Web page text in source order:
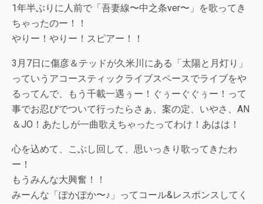
1年半ぶりに人前で「吾妻線〜中之条ver〜」を歌ってき
ちゃったのー！！
やりー！やりー！スピアー！！
3月7日に傷彦＆テッドが久米川にある「太陽と月灯り」
っていうアコースティックライブスペースでライブをや
るってんで、もう千載一遇ぅー！ぐぅーぐぐぅー！って
事でお忍びでついて行ったらさぁ、案の定、いやさ、AN
＆JO！あたしが一曲歌えちゃったってわけ！あはは！
心を込めて、こぶし回して、思いっきり歌ってきたわ
ー！
もうみんな大興奮！！
みーんな「ぽかぽか〜♪」ってコール&レスポンスしてく